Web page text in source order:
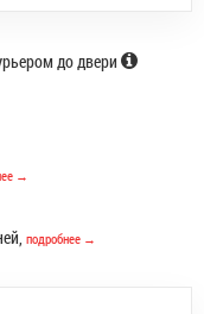
до двери
→
подробнее →